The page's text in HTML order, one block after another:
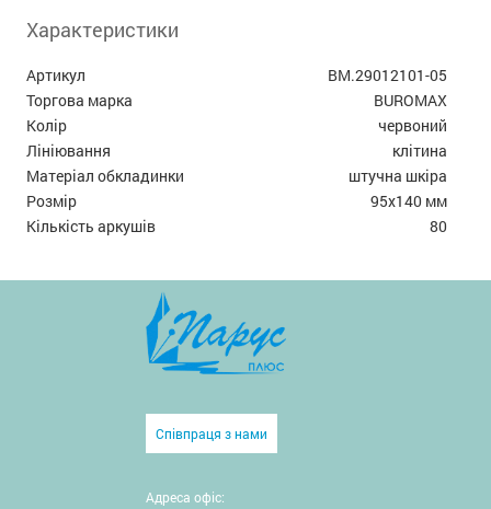
Характеристики
Артикул
BM.29012101-05
Торгова марка
BUROMAX
Колір
червоний
Лініювання
клітина
Матеріал обкладинки
штучна шкіра
Розмір
95x140 мм
Кількість аркушів
80
Співпраця з нами
Адреса офіс: